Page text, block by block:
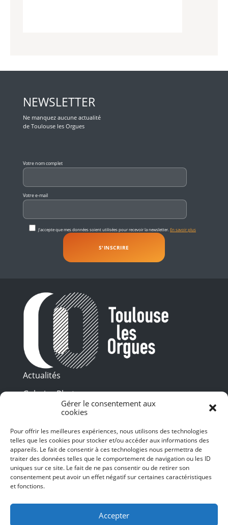
Gérer le consentement aux
cookies
Pour offrir les meilleures expériences, nous utilisons des technologies
telles que les cookies pour stocker et/ou accéder aux informations des
appareils. Le fait de consentir à ces technologies nous permettra de
traiter des données telles que le comportement de navigation ou les ID
uniques sur ce site. Le fait de ne pas consentir ou de retirer son
consentement peut avoir un effet négatif sur certaines caractéristiques
et fonctions.
Accepter
NEWSLETTER
Ne manquez aucune actualité
de Toulouse les Orgues
Votre nom complet
Votre e-mail
J'accepte que mes données soient utilisées pour recevoir la newsletter. En savoir plus
Actualités
Galeries Photos
Vidéothèque
Presse
Programme PDF
Billetterie
Recrutement
Mentions légales
SUIVEZ-NOUS